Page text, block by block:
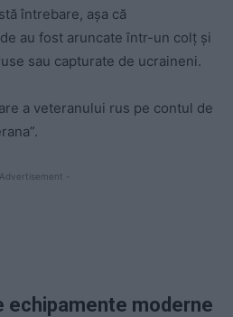
întrebare, așa că
au fost aruncate într-un colț și
sau capturate de ucraineni.
a veteranului rus pe contul de
-
echipamente moderne